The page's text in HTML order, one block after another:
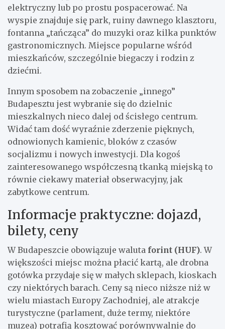
elektryczny lub po prostu pospacerować. Na
wyspie znajduje się park, ruiny dawnego klasztoru,
fontanna „tańcząca” do muzyki oraz kilka punktów
gastronomicznych. Miejsce popularne wśród
mieszkańców, szczególnie biegaczy i rodzin z
dziećmi.
Innym sposobem na zobaczenie „innego”
Budapesztu jest wybranie się do dzielnic
mieszkalnych nieco dalej od ścisłego centrum.
Widać tam dość wyraźnie zderzenie pięknych,
odnowionych kamienic, bloków z czasów
socjalizmu i nowych inwestycji. Dla kogoś
zainteresowanego współczesną tkanką miejską to
równie ciekawy materiał obserwacyjny, jak
zabytkowe centrum.
Informacje praktyczne: dojazd,
bilety, ceny
W Budapeszcie obowiązuje waluta forint (HUF). W
większości miejsc można płacić kartą, ale drobna
gotówka przydaje się w małych sklepach, kioskach
czy niektórych barach. Ceny są nieco niższe niż w
wielu miastach Europy Zachodniej, ale atrakcje
turystyczne (parlament, duże termy, niektóre
muzea) potrafią kosztować porównywalnie do